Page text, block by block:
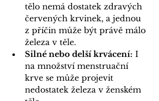
tělo nemá dostatek zdravých
červených krvinek, a jednou
z příčin může být právě málo
železa v těle.
Silné nebo delší krvácení: I
na množství menstruační
krve se může projevit
nedostatek železa v ženském